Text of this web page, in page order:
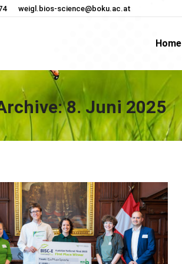
weigl.bios-science@boku.ac.at
Home
8. Juni 2025
Home